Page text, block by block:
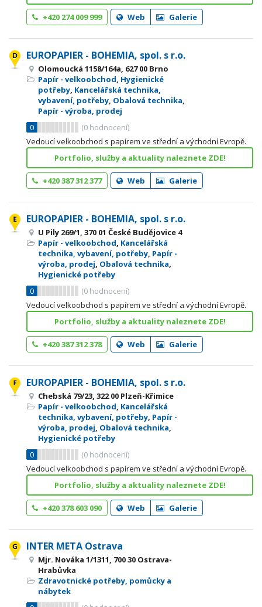
+420 274 009 999 Web Galerie
EUROPAPIER - BOHEMIA, spol. s r.o.
Olomoucká 1158/164a, 627 00 Brno
Papír - velkoobchod, Hygienické
potřeby, Kancelářská technika,
vybavení, potřeby, Obalová technika,
Papír - výroba, prodej
0
(0 hodnocení)
Vedoucí velkoobchod s papírem ve střední a východní Evropě.
Portfolio, služby a aktuality naleznete ZDE!
+420 387 312 377 Web Galerie
EUROPAPIER - BOHEMIA, spol. s r.o.
U Pily 269/1, 370 01 České Budějovice 4
Papír - velkoobchod, Kancelářská
technika, vybavení, potřeby, Papír -
výroba, prodej, Obalová technika,
Hygienické potřeby
0
(0 hodnocení)
Vedoucí velkoobchod s papírem ve střední a východní Evropě.
Portfolio, služby a aktuality naleznete ZDE!
+420 387 312 378 Web Galerie
EUROPAPIER - BOHEMIA, spol. s r.o.
Chebská 79/23, 322 00 Plzeň-Křimice
Papír - velkoobchod, Kancelářská
technika, vybavení, potřeby, Papír -
výroba, prodej, Obalová technika,
Hygienické potřeby
0
(0 hodnocení)
Vedoucí velkoobchod s papírem ve střední a východní Evropě.
Portfolio, služby a aktuality naleznete ZDE!
+420 378 603 090 Web Galerie
INTER META Ostrava
Mjr. Nováka 1/1311, 700 30 Ostrava-
Hrabůvka
Zdravotnické potřeby, pomůcky a
nábytek